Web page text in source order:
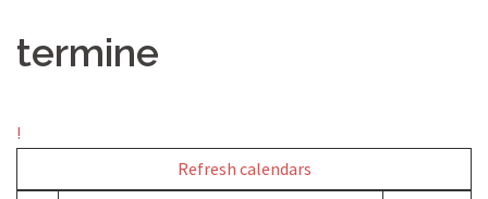
termine
!
Refresh calendars